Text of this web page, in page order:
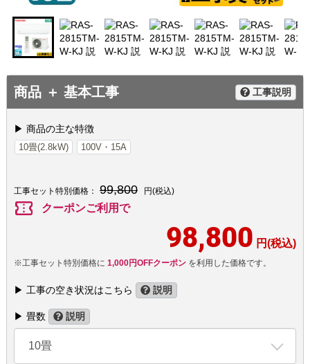
商品 ＋ 基本工事 工事説明
▶ 商品の主な特徴
10畳(2.8kW) 100V・15A
工事セット特別価格： 99,800 円(税込)
confirmation_number クーポンご利用で
98,800 円(税込)
※工事セット特別価格に 1,000円OFFクーポンを利用した価格です。
▶ 工事の空き状況はこちら 説明
▶ 畳数 説明
10畳